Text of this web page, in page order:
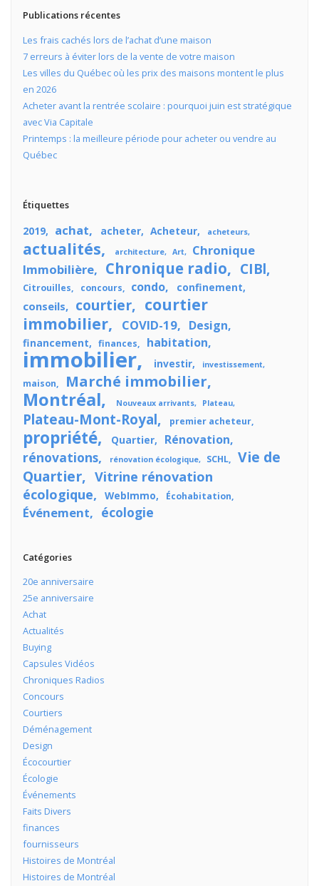
Publications récentes
Les frais cachés lors de l’achat d’une maison
7 erreurs à éviter lors de la vente de votre maison
Les villes du Québec où les prix des maisons montent le plus
en 2026
Acheter avant la rentrée scolaire : pourquoi juin est stratégique
avec Via Capitale
Printemps : la meilleure période pour acheter ou vendre au
Québec
Étiquettes
2019 achat acheter Acheteur acheteurs
actualités architecture Art
Chronique
Immobilière
Chronique radio CIBl
Citrouilles concours condo confinement
conseils courtier
courtier
immobilier
COVID-19 Design
financement finances habitation
immobilier investir investissement
maison Marché immobilier
Montréal Nouveaux arrivants Plateau
Plateau-Mont-Royal premier acheteur
propriété Quartier Rénovation
rénovations rénovation écologique SCHL
Vie de
Quartier
Vitrine rénovation
écologique
WebImmo Écohabitation
Événement écologie
Catégories
20e anniversaire
25e anniversaire
Achat
Actualités
Buying
Capsules Vidéos
Chroniques Radios
Concours
Courtiers
Déménagement
Design
Écocourtier
Écologie
Événements
Faits Divers
finances
fournisseurs
Histoires de Montréal
Histoires de Montréal